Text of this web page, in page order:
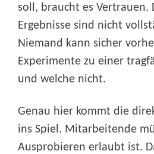
soll, braucht es Vertrauen.
Ergebnisse sind nicht
Niemand kann sicher
Experimente zu einer
und welche nicht.
Genau hier kommt die
ins Spiel. Mitarbeitende
Ausprobieren erlaubt ist.